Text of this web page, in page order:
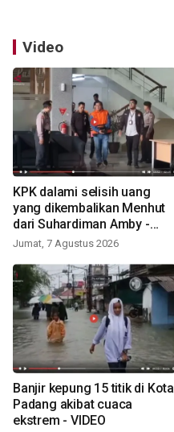
Video
KPK dalami selisih uang
yang dikembalikan Menhut
dari Suhardiman Amby -
VIDEO
Jumat, 7 Agustus 2026
Banjir kepung 15 titik di Kota
Padang akibat cuaca
ekstrem - VIDEO